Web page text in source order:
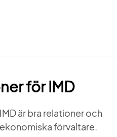
för IMD
är bra relationer och
förvaltare.